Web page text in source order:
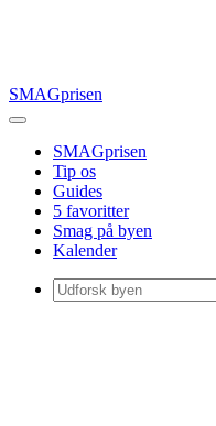
SMAGprisen
SMAGprisen
Tip os
Guides
5 favoritter
Smag på byen
Kalender